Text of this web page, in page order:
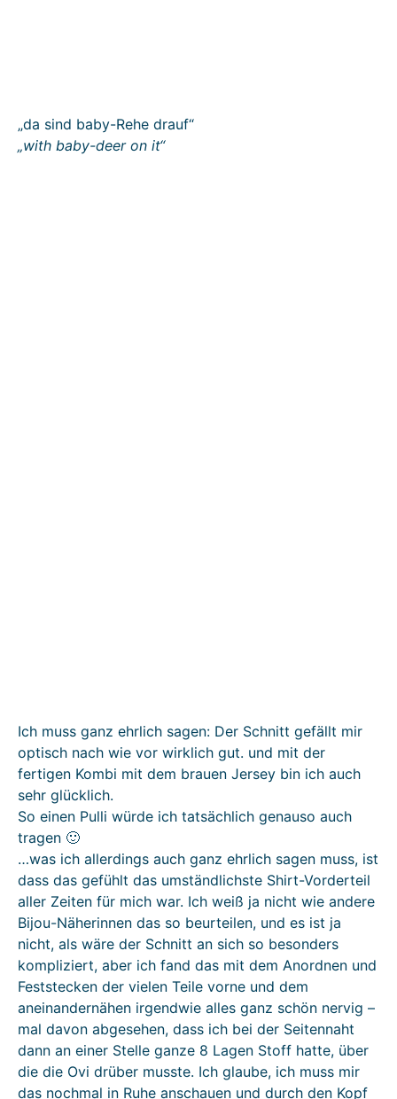
„da sind baby-Rehe drauf“
„with baby-deer on it“
Ich muss ganz ehrlich sagen: Der Schnitt gefällt mir
optisch nach wie vor wirklich gut. und mit der
fertigen Kombi mit dem brauen Jersey bin ich auch
sehr glücklich.
So einen Pulli würde ich tatsächlich genauso auch
tragen 🙂
…was ich allerdings auch ganz ehrlich sagen muss, ist
dass das gefühlt das umständlichste Shirt-Vorderteil
aller Zeiten für mich war. Ich weiß ja nicht wie andere
Bijou-Näherinnen das so beurteilen, und es ist ja
nicht, als wäre der Schnitt an sich so besonders
kompliziert, aber ich fand das mit dem Anordnen und
Feststecken der vielen Teile vorne und dem
aneinandernähen irgendwie alles ganz schön nervig –
mal davon abgesehen, dass ich bei der Seitennaht
dann an einer Stelle ganze 8 Lagen Stoff hatte, über
die die Ovi drüber musste. Ich glaube, ich muss mir
das nochmal in Ruhe anschauen und durch den Kopf